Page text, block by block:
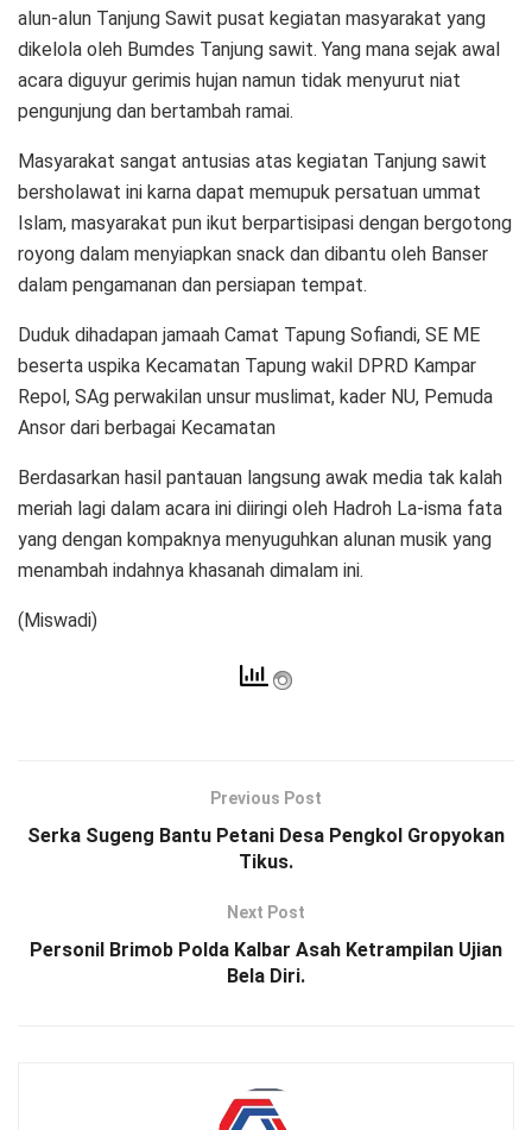
alun-alun Tanjung Sawit pusat kegiatan masyarakat yang
dikelola oleh Bumdes Tanjung sawit. Yang mana sejak awal
acara diguyur gerimis hujan namun tidak menyurut niat
pengunjung dan bertambah ramai.
Masyarakat sangat antusias atas kegiatan Tanjung sawit
bersholawat ini karna dapat memupuk persatuan ummat
Islam, masyarakat pun ikut berpartisipasi dengan bergotong
royong dalam menyiapkan snack dan dibantu oleh Banser
dalam pengamanan dan persiapan tempat.
Duduk dihadapan jamaah Camat Tapung Sofiandi, SE ME
beserta uspika Kecamatan Tapung wakil DPRD Kampar
Repol, SAg perwakilan unsur muslimat, kader NU, Pemuda
Ansor dari berbagai Kecamatan
Berdasarkan hasil pantauan langsung awak media tak kalah
meriah lagi dalam acara ini diiringi oleh Hadroh La-isma fata
yang dengan kompaknya menyuguhkan alunan musik yang
menambah indahnya khasanah dimalam ini.
(Miswadi)
Previous Post
Serka Sugeng Bantu Petani Desa Pengkol Gropyokan
Tikus.
Next Post
Personil Brimob Polda Kalbar Asah Ketrampilan Ujian
Bela Diri.